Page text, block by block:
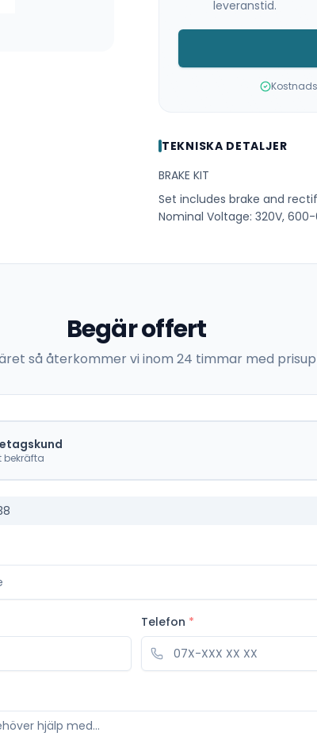
leveranstid.
TEKNISKA DETALJER
BRAKE KIT
Set includes brake and
Nominal Voltage: 320V,
Begär offert
så återkommer vi inom 24 timmar med
bekräfta
Telefon *